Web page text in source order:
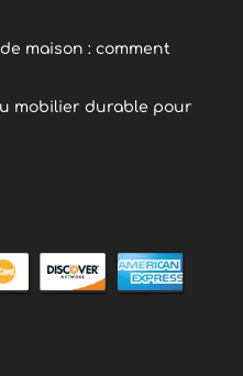
maison : comment
mobilier durable pour